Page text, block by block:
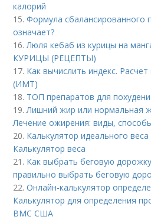
калорий
15.Формула сбалансированного
означает?
16.Люля кебаб из курицы на
КУРИЦЫ (РЕЦЕПТЫ)
17. Как вычислить индекс.
(ИМТ)
18. ТОП препаратов для
19.Лишний жир или нормальная
Лечение ожирения: виды,
20. Калькулятор идеального веса
Калькулятор веса
21. Как выбрать беговую
правильно выбрать беговую
22.Онлайн-калькулятор
Калькулятор для определения
ВМС США